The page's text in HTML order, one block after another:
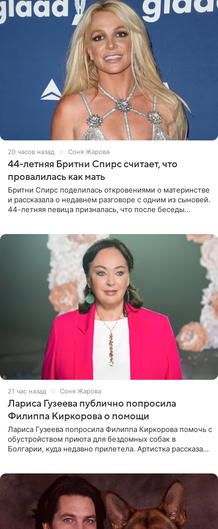
20 часов назад Соня Жарова
44-летняя Бритни Спирс считает, что
провалилась как мать
Бритни Спирс поделилась откровениями о материнстве
и рассказала о недавнем разговоре с одним из сыновей.
44-летняя певица призналась, что после беседы
21 час назад Соня Жарова
Лариса Гузеева публично попросила
Филиппа Киркорова о помощи
Лариса Гузеева попросила Филиппа Киркорова помочь с
обустройством приюта для бездомных собак в
Болгарии, куда недавно прилетела. Артистка рассказала